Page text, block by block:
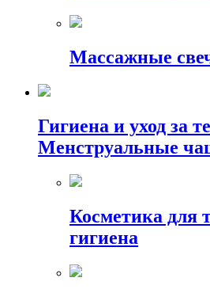
Массажные
Гигиена и уход за
Менструальные
Косметика для
гигиена